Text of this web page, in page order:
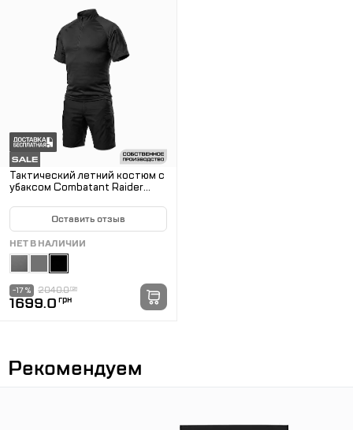
Тактический летний костюм с
убаксом Combatant Raider
шортами Rip-Stop PolyCotton
SPECPROM. Черный
Оставить отзыв
НЕТ В НАЛИЧИИ
2040.0грн
-17 %
1699.0 грн
Рекомендуем